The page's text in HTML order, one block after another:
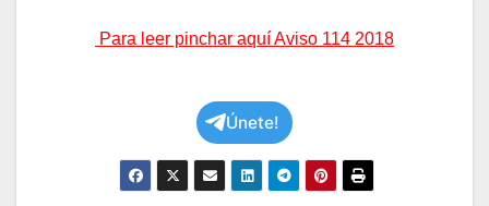
Para leer pinchar aquí Aviso 114 2018
Únete!